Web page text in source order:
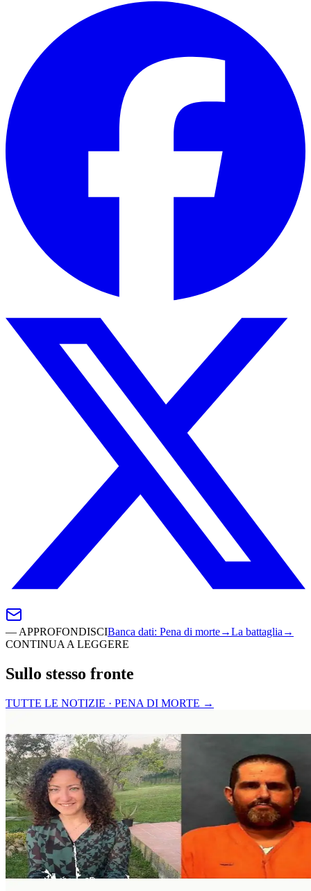
— APPROFONDISCIBanca dati: Pena di morte→La battaglia →
CONTINUA A LEGGERE
Sullo stesso fronte
TUTTE LE NOTIZIE · PENA DI MORTE →